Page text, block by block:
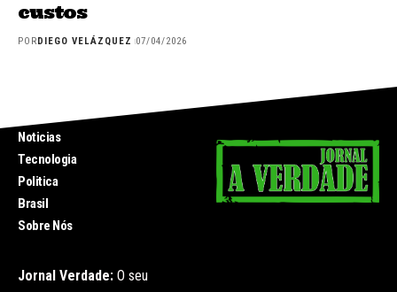
custos
POR DIEGO VELÁZQUEZ 07/04/2026
Noticias
Tecnologia
Politica
Brasil
Sobre Nós
Jornal Verdade: O seu